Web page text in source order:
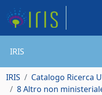
IRIS
IRIS
Catalogo Ricerca
8 Altro non